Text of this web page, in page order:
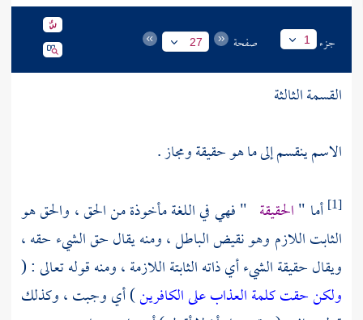
جزء 1 صفحة 27
القسمة الثالثة
الاسم ينقسم إلى ما هو حقيقة ومجاز .
[1] أما "الحقيقة " فهي في اللغة مأخوذة من الحق ، والحق هو
الثابت اللازم وهو نقيض الباطل ، ومنه يقال حق الشيء حقه ،
ويقال حقيقة الشيء أي ذاته الثابتة اللازمة ، ومنه قوله تعالى : (
ولكن حقت كلمة العذاب على الكافرين) أي وجبت ، وكذلك